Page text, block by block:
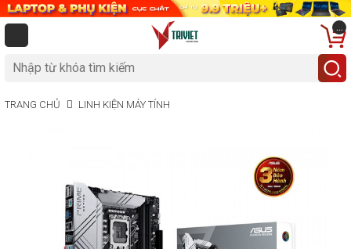
...
TRANG CHỦ LINH KIỆN MÁY TÍNH